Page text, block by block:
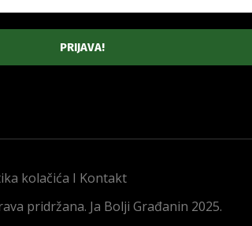
kolačića I Kontakt
pridržana. Ja Bolji Građanin 2025.